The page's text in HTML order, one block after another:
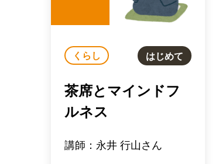
くらし はじめて
茶席とマインドフ
ルネス
講師：永井 行山さん